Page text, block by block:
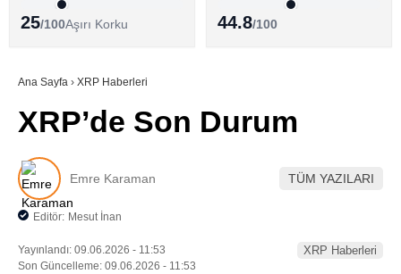
Youtube
ALTCOİN HABERLERİ
SÖZLÜK
25/100Aşırı Korku 44.8/100
Ana Sayfa › XRP Haberleri
XRP’de Son Durum
Emre Karaman TÜM YAZILARI
Editör: Mesut İnan
Yayınlandı: 09.06.2026 - 11:53
Son Güncelleme: 09.06.2026 - 11:53
XRP Haberleri